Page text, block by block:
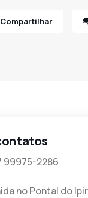
Compartilhar
99975-2286
no Pontal do